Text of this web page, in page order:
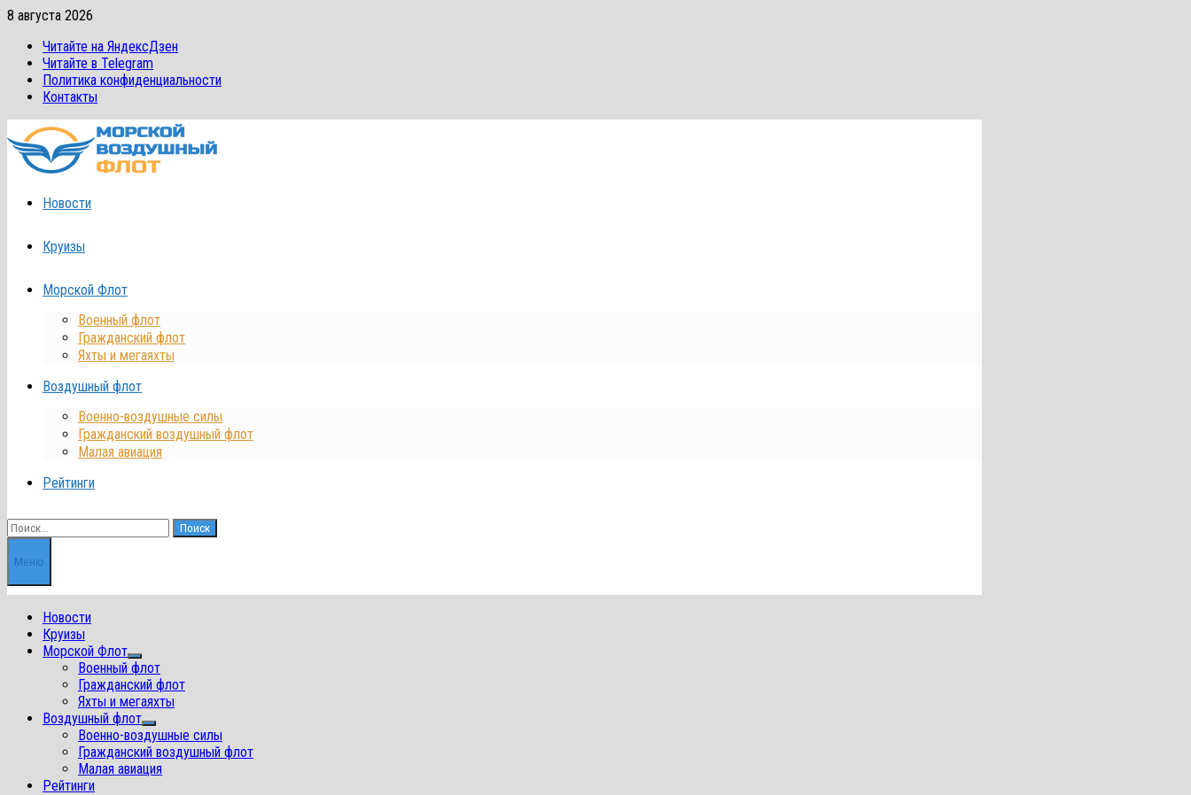
Перейти
содержимому
8 августа 2026
Читайте на ЯндексДзен
Читайте в Telegram
Политика конфиденциальности
Контакты
Новости
Круизы
Морской Флот
Военный флот
Гражданский флот
Яхты и мегаяхты
Воздушный флот
Военно-воздушные силы
Гражданский воздушный флот
Малая авиация
Рейтинги
Найти:
Меню
Новости
Круизы
Морской Флот
Показать
подменю
Военный флот
Гражданский флот
Яхты и мегаяхты
Воздушный флот
Показать
подменю
Военно-воздушные силы
Гражданский воздушный флот
Малая авиация
Рейтинги